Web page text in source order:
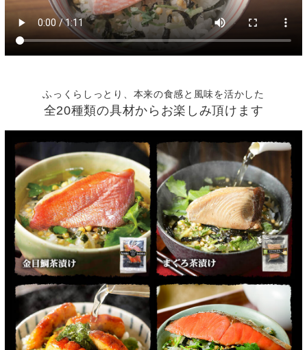
ふっくらしっとり、本来の食感と風味を活かした
全20種類の具材からお楽しみ頂けます